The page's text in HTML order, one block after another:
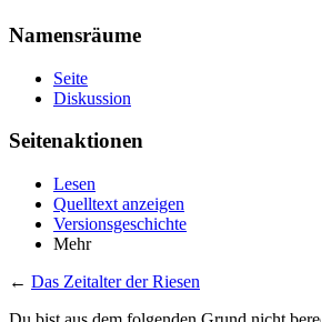
Namensräume
Seite
Diskussion
Seitenaktionen
Lesen
Quelltext anzeigen
Versionsgeschichte
Mehr
← Das Zeitalter der Riesen